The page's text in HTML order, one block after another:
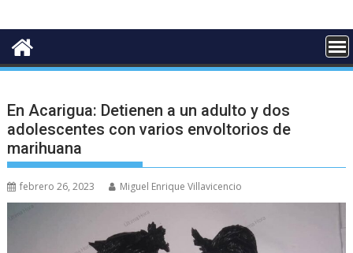
En Acarigua: Detienen a un adulto y dos
adolescentes con varios envoltorios de
marihuana
febrero 26, 2023 Miguel Enrique Villavicencio